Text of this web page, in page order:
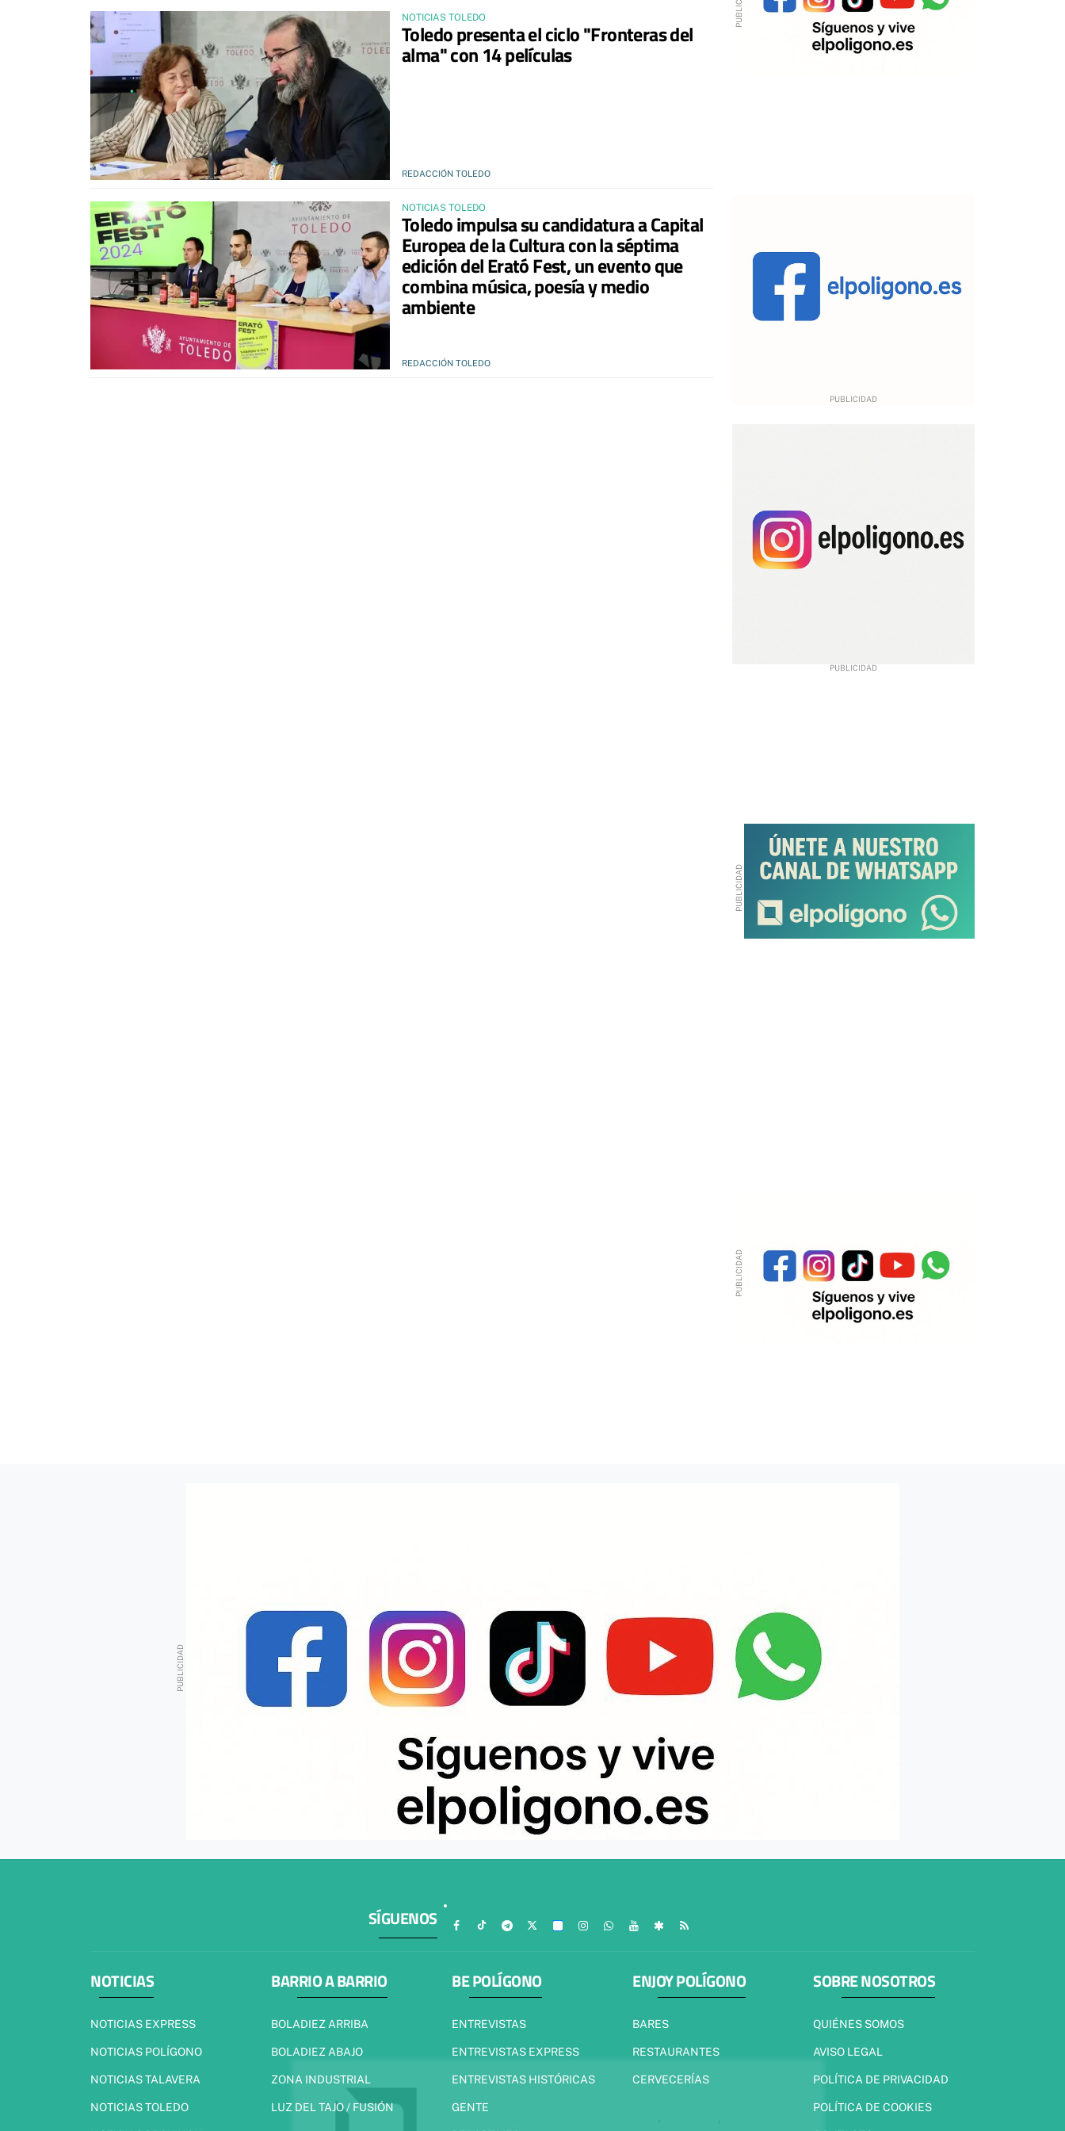
NOTICIAS TOLEDO
Toledo presenta el ciclo "Fronteras del
alma" con 14 películas
REDACCIÓN TOLEDO
NOTICIAS TOLEDO
Toledo impulsa su candidatura a Capital
Europea de la Cultura con la séptima
edición del Erató Fest, un evento que
combina música, poesía y medio
ambiente
REDACCIÓN TOLEDO
SÍGUENOS
NOTICIAS
NOTICIAS EXPRESS
NOTICIAS POLÍGONO
NOTICIAS TALAVERA
NOTICIAS TOLEDO
BARRIO A BARRIO
BOLADIEZ ARRIBA
BOLADIEZ ABAJO
ZONA INDUSTRIAL
LUZ DEL TAJO / FUSIÓN
BE POLÍGONO
ENTREVISTAS
ENTREVISTAS EXPRESS
ENTREVISTAS HISTÓRICAS
GENTE
ENJOY POLÍGONO
BARES
RESTAURANTES
CERVECERÍAS
SOBRE NOSOTROS
QUIÉNES SOMOS
AVISO LEGAL
POLÍTICA DE PRIVACIDAD
POLÍTICA DE COOKIES